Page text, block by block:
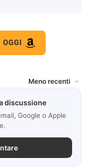
discussione
Google o Apple